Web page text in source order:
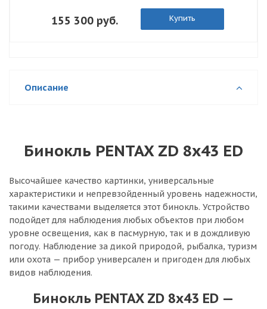
155 300 руб. Купить
Описание
Бинокль PENTAX ZD 8x43 ED
Высочайшее качество картинки, универсальные
характеристики и непревзойденный уровень надежности,
такими качествами выделяется этот бинокль. Устройство
подойдет для наблюдения любых объектов при любом
уровне освещения, как в пасмурную, так и в дождливую
погоду. Наблюдение за дикой природой, рыбалка, туризм
или охота — прибор универсален и пригоден для любых
видов наблюдения.
Бинокль PENTAX ZD 8x43 ED —